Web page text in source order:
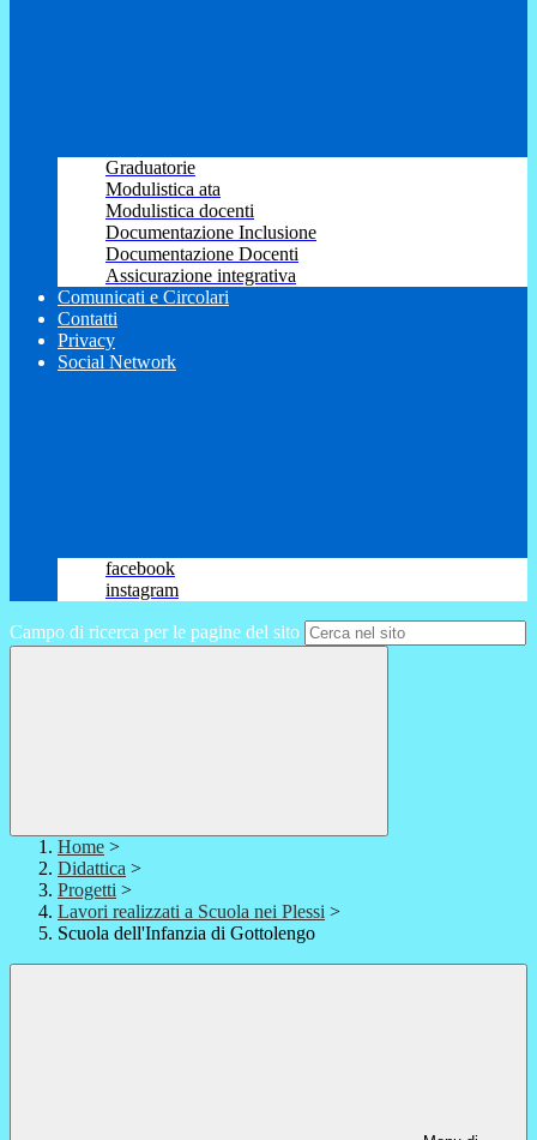
Graduatorie
Modulistica ata
Modulistica docenti
Documentazione Inclusione
Documentazione Docenti
Assicurazione integrativa
Comunicati e Circolari
Contatti
Privacy
Social Network
facebook
instagram
Campo di ricerca per le pagine del sito
Home >
Didattica >
Progetti >
Lavori realizzati a Scuola nei Plessi >
Scuola dell'Infanzia di Gottolengo